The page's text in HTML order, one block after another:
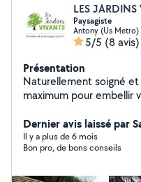
LES JARDINS
Paysagiste
Antony (Us Metro)
5/5 (8 avis)
Présentation
Naturellement soigné
maximum pour embellir
Dernier avis laissé par
Il y a plus de 6 mois
Bon pro, de bons conseils